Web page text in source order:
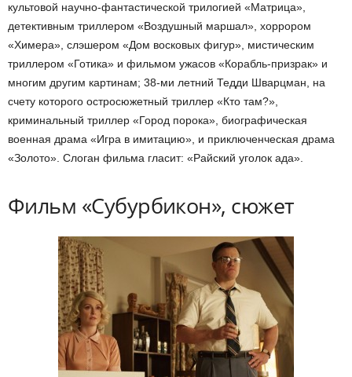
культовой научно-фантастической трилогией «Матрица»,
детективным триллером «Воздушный маршал», хоррором
«Химера», слэшером «Дом восковых фигур», мистическим
триллером «Готика» и фильмом ужасов «Корабль-призрак» и
многим другим картинам; 38-ми летний Тедди Шварцман, на
счету которого остросюжетный триллер «Кто там?»,
криминальный триллер «Город порока», биографическая
военная драма «Игра в имитацию», и приключенческая драма
«Золото». Слоган фильма гласит: «Райский уголок ада».
Фильм «Субурбикон», сюжет